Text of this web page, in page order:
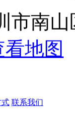
市南
看地图
式 联系我们